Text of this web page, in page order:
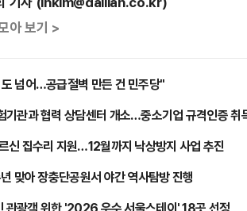
아 보기 >
넘어…공급절벽 만든 건 민주당"
기관과 협력 상담센터 개소…중소기업 규격인증 취
신 집수리 지원…12월까지 낙상방지 사업 추진
맞아 장충단공원서 야간 역사탐방 진행